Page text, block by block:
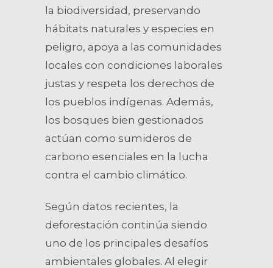
la biodiversidad, preservando
hábitats naturales y especies en
peligro, apoya a las comunidades
locales con condiciones laborales
justas y respeta los derechos de
los pueblos indígenas. Además,
los bosques bien gestionados
actúan como sumideros de
carbono esenciales en la lucha
contra el cambio climático.
Según datos recientes, la
deforestación continúa siendo
uno de los principales desafíos
ambientales globales. Al elegir